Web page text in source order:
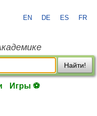
EN DE ES FR
Найти!
Игры ⚽